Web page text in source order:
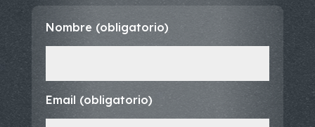
Nombre (obligatorio)
Email (obligatorio)